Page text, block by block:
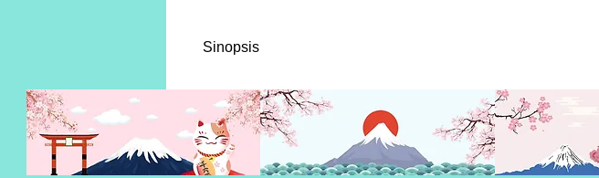
Sinopsis
se adentran en la CCG, el cuartel general de las
pesar que les aguarda.